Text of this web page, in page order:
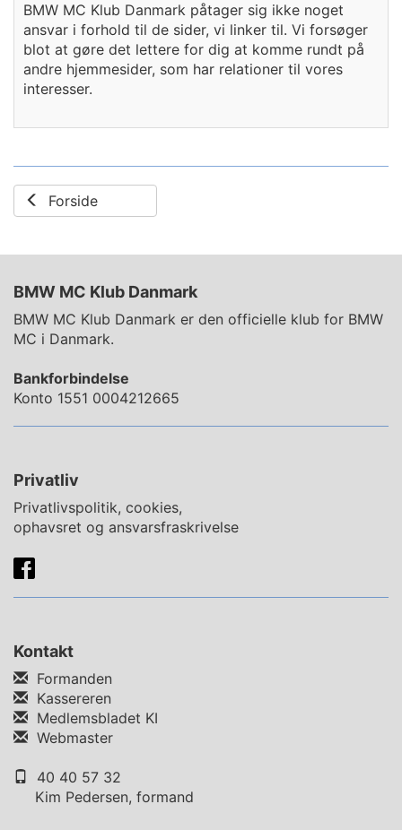
BMW MC Klub Danmark påtager sig ikke noget
ansvar i forhold til de sider, vi linker til. Vi forsøger
blot at gøre det lettere for dig at komme rundt på
andre hjemmesider, som har relationer til vores
interesser.
Forside
BMW MC Klub Danmark
BMW MC Klub Danmark er den officielle klub for BMW
MC i Danmark.
Bankforbindelse
Konto 1551 0004212665
Privatliv
Privatlivspolitik, cookies,
ophavsret og ansvarsfraskrivelse
Kontakt
Formanden
Kassereren
Medlemsbladet KI
Webmaster
40 40 57 32
Kim Pedersen, formand